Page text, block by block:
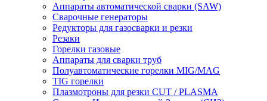
Аппараты автоматической сварки (SAW)
Сварочные генераторы
Редукторы для газосварки и резки
Резаки
Горелки газовые
Аппараты для сварки труб
Полуавтоматические горелки MIG/MAG
TIG горелки
Плазмотроны для резки CUT / PLASMA